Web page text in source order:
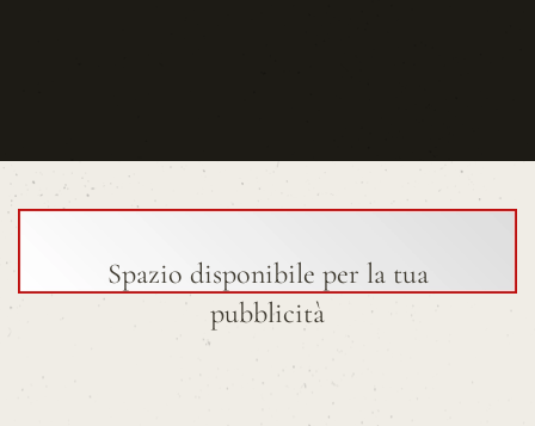
Spazio disponibile per la tua
pubblicità